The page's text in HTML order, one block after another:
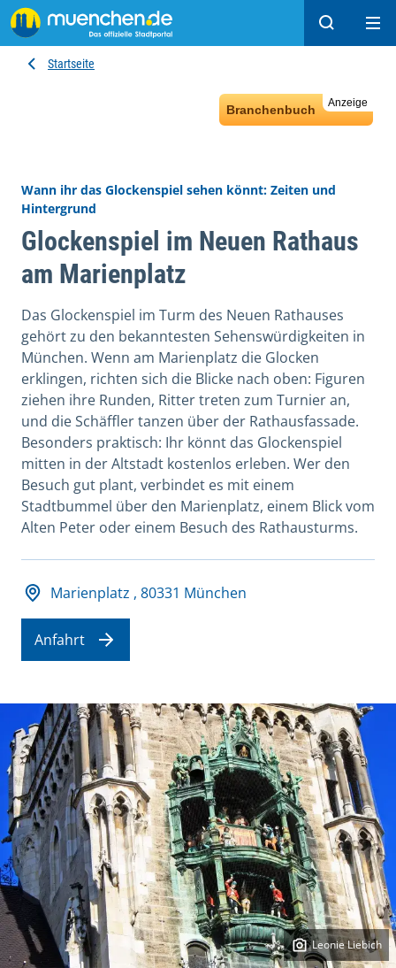
Suchen
Startseite
Anzeige
Branchenbuch
Wann ihr das Glockenspiel sehen könnt: Zeiten und
Hintergrund
Glockenspiel im Neuen Rathaus
am Marienplatz
Das Glockenspiel im Turm des Neuen Rathauses
gehört zu den bekanntesten Sehenswürdigkeiten in
München. Wenn am Marienplatz die Glocken
erklingen, richten sich die Blicke nach oben: Figuren
ziehen ihre Runden, Ritter treten zum Turnier an,
und die Schäffler tanzen über der Rathausfassade.
Besonders praktisch: Ihr könnt das Glockenspiel
mitten in der Altstadt kostenlos erleben. Wer den
Besuch gut plant, verbindet es mit einem
Stadtbummel über den Marienplatz, einem Blick vom
Alten Peter oder einem Besuch des Rathausturms.
Adresse und Öffnungszeiten
Marienplatz , 80331 München
Anfahrt
Leonie Liebich